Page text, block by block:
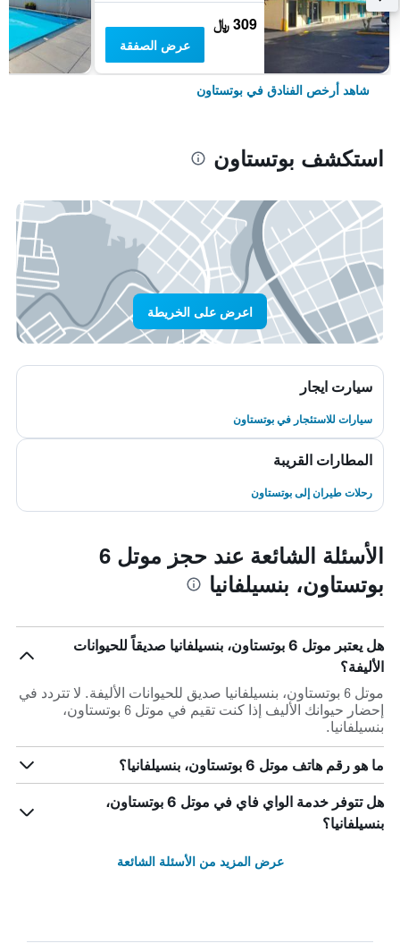
309 ﷼
عرض الصفقة
شاهد أرخص الفنادق في بوتستاون
استكشف بوتستاون
اعرض على الخريطة
سيارت ايجار
سيارات للاستئجار في بوتستاون
المطارات القريبة
رحلات طيران إلى بوتستاون
الأسئلة الشائعة عند حجز موتل 6
بوتستاون، بنسيلفانيا
هل يعتبر موتل 6 بوتستاون، بنسيلفانيا صديقاً للحيوانات
الأليفة؟
موتل 6 بوتستاون، بنسيلفانيا صديق للحيوانات الأليفة. لا تتردد في
إحضار حيوانك الأليف إذا كنت تقيم في موتل 6 بوتستاون،
بنسيلفانيا.
ما هو رقم هاتف موتل 6 بوتستاون، بنسيلفانيا؟
هل تتوفر خدمة الواي فاي في موتل 6 بوتستاون،
بنسيلفانيا؟
عرض المزيد من الأسئلة الشائعة